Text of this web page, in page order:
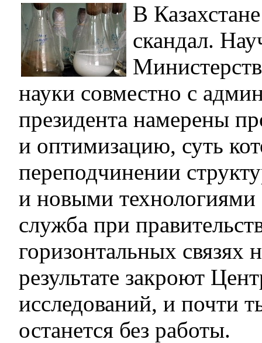
В
скандал.
науки совместно с
президента намерены
и оптимизацию, суть
переподчинении
и новыми технологиями
служба при
горизонтальных связях
результате закроют
исследований, и почти
останется без работы.